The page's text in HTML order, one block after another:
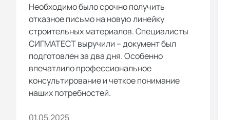
Необходимо было срочно получить
отказное письмо на новую линейку
строительных материалов. Специалисты
СИГМАТЕСТ выручили – документ был
подготовлен за два дня. Особенно
впечатлило профессиональное
консультирование и четкое понимание
наших потребностей.
01.05.2025